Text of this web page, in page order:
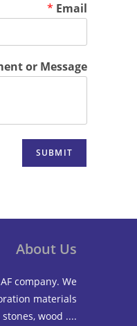
Email
*
or Message
SUBMIT
About Us
company. We
materials
wood ....